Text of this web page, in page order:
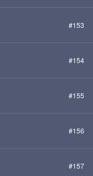
#154
#155
#156
#157
#158